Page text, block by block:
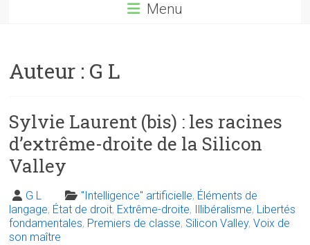
Menu
Auteur : G L
Sylvie Laurent (bis) : les racines
d’extrême-droite de la Silicon
Valley
G L "Intelligence" artificielle, Éléments de
langage, État de droit, Extrême-droite, Illibéralisme, Libertés
fondamentales, Premiers de classe, Silicon Valley,Voix de
son maître